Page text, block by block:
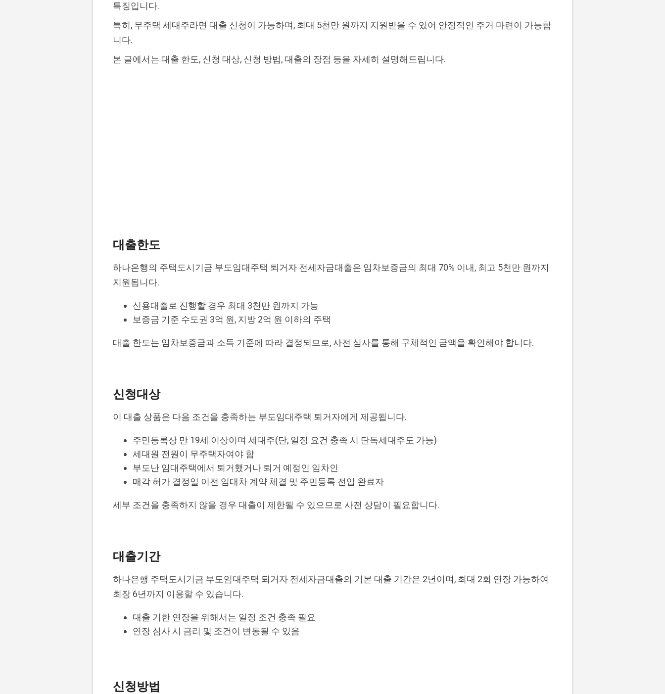
특징입니다.
특히, 무주택 세대주라면 대출 신청이 가능하며, 최대 5천만 원까지 지원받을 수 있어 안정적인 주거 마련이 가능합
니다.
본 글에서는 대출 한도, 신청 대상, 신청 방법, 대출의 장점 등을 자세히 설명해드립니다.
대출한도
하나은행의 주택도시기금 부도임대주택 퇴거자 전세자금대출은 임차보증금의 최대 70% 이내, 최고 5천만 원까지
지원됩니다.
신용대출로 진행할 경우 최대 3천만 원까지 가능
보증금 기준 수도권 3억 원, 지방 2억 원 이하의 주택
대출 한도는 임차보증금과 소득 기준에 따라 결정되므로, 사전 심사를 통해 구체적인 금액을 확인해야 합니다.
신청대상
이 대출 상품은 다음 조건을 충족하는 부도임대주택 퇴거자에게 제공됩니다.
주민등록상 만 19세 이상이며 세대주(단, 일정 요건 충족 시 단독세대주도 가능)
세대원 전원이 무주택자여야 함
부도난 임대주택에서 퇴거했거나 퇴거 예정인 임차인
매각 허가 결정일 이전 임대차 계약 체결 및 주민등록 전입 완료자
세부 조건을 충족하지 않을 경우 대출이 제한될 수 있으므로 사전 상담이 필요합니다.
대출기간
하나은행 주택도시기금 부도임대주택 퇴거자 전세자금대출의 기본 대출 기간은 2년이며, 최대 2회 연장 가능하여
최장 6년까지 이용할 수 있습니다.
대출 기한 연장을 위해서는 일정 조건 충족 필요
연장 심사 시 금리 및 조건이 변동될 수 있음
신청방법